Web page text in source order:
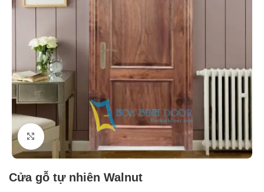
Click to enlarge
Cửa gỗ tự nhiên Walnut